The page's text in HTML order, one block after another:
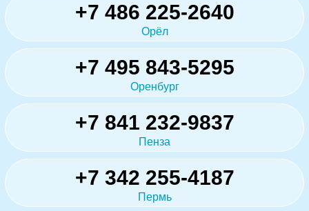
+7 486 225-2640
Орёл
+7 495 843-5295
Оренбург
+7 841 232-9837
Пенза
+7 342 255-4187
Пермь